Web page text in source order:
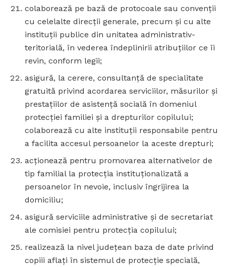
colaborează pe bază de protocoale sau convenţii
cu celelalte direcţii generale, precum şi cu alte
instituţii publice din unitatea administrativ-
teritorială, în vederea îndeplinirii atribuţiilor ce îi
revin, conform legii;
asigură, la cerere, consultanţă de specialitate
gratuită privind acordarea serviciilor, măsurilor şi
prestaţiilor de asistenţă socială în domeniul
protecţiei familiei şi a drepturilor copilului;
colaborează cu alte instituţii responsabile pentru
a facilita accesul persoanelor la aceste drepturi;
acţionează pentru promovarea alternativelor de
tip familial la protecţia instituţionalizată a
persoanelor în nevoie, inclusiv îngrijirea la
domiciliu;
asigură serviciile administrative şi de secretariat
ale comisiei pentru protecţia copilului;
realizează la nivel judeţean baza de date privind
copiii aflaţi în sistemul de protecţie specială,